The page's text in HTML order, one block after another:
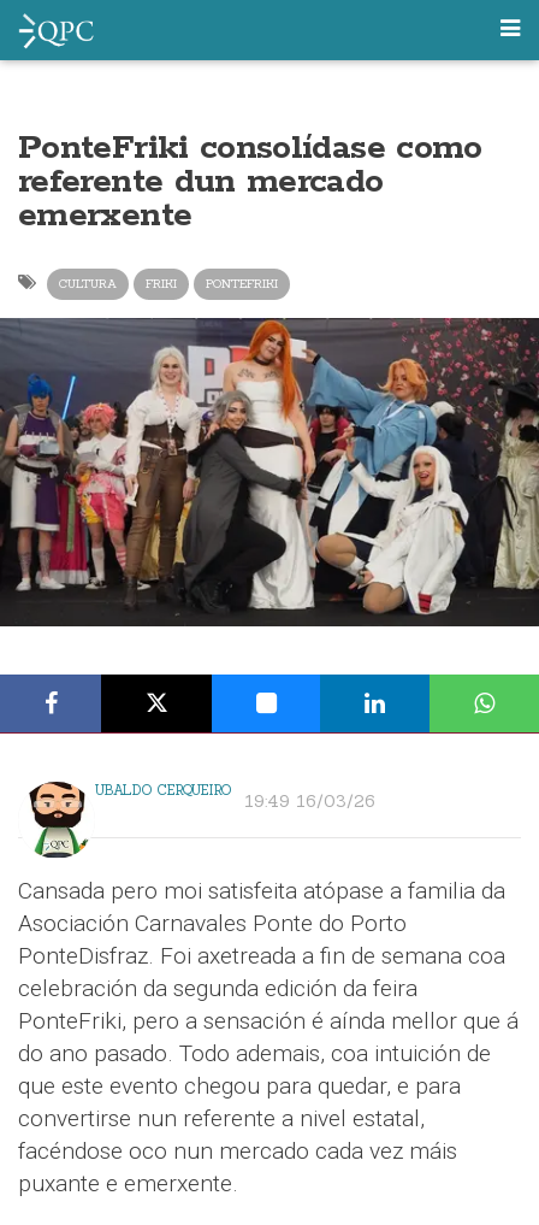
PonteFriki consolídase como
referente dun mercado
emerxente
CULTURA FRIKI PONTEFRIKI
UBALDO CERQUEIRO 19:49 16/03/26
Cansada pero moi satisfeita atópase a familia da
Asociación Carnavales Ponte do Porto
PonteDisfraz. Foi axetreada a fin de semana coa
celebración da segunda edición da feira
PonteFriki, pero a sensación é aínda mellor que á
do ano pasado. Todo ademais, coa intuición de
que este evento chegou para quedar, e para
convertirse nun referente a nivel estatal,
facéndose oco nun mercado cada vez máis
puxante e emerxente.